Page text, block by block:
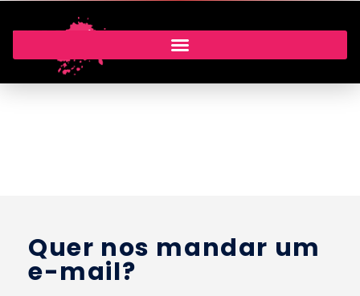
Quer nos mandar um
e-mail?